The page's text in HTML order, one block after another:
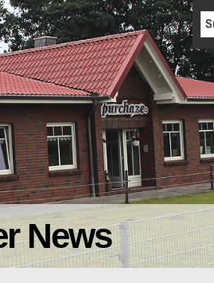
News